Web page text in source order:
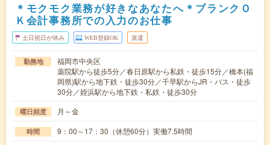
＊モクモク業務が好きなあなたへ＊ブランクＯ
Ｋ会計事務所での入力のお仕事
土日祝日が休み WEB登録OK 派遣
勤務地
福岡市中央区
薬院駅から徒歩5分／春日原駅から私鉄・徒歩15分／橋本(福
岡県)駅から地下鉄・徒歩30分／千早駅からJR・バス・徒歩
30分／姪浜駅から地下鉄・私鉄・徒歩30分
曜日頻度 月～金
時間 9：00～17：30（休憩60分）実働7.5時間